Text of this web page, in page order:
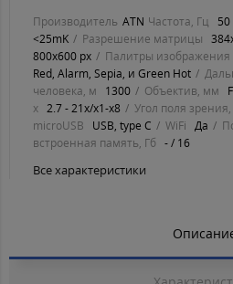
Производитель ATN Частота, Гц 50
<25mK
Разрешение матрицы
800x600 px
Палитры изображения
Red, Alarm, Sepia, и Green Hot
человека, м
1300 Объектив, мм
х 2.7 - 21x/x1-x8 Угол поля зрения,
microUSB
USB, type C WiFi Да
встроенная память, Гб - / 16
Все характеристики